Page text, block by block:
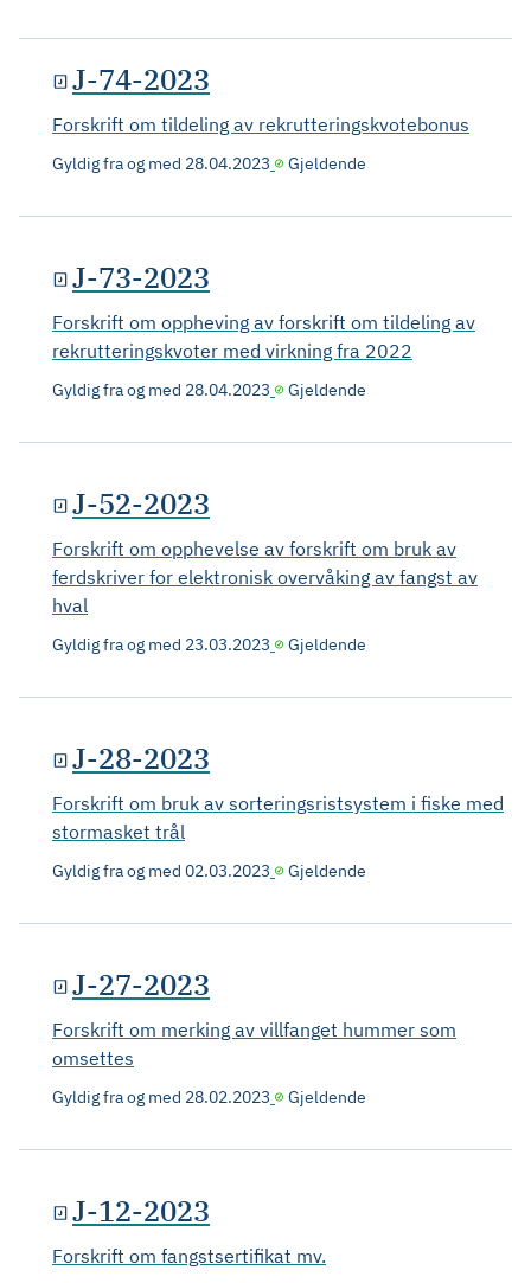
J-74-2023
Forskrift om tildeling av rekrutteringskvotebonus
Gyldig fra og med 28.04.2023 Gjeldende
J-73-2023
Forskrift om oppheving av forskrift om tildeling av
rekrutteringskvoter med virkning fra 2022
Gyldig fra og med 28.04.2023 Gjeldende
J-52-2023
Forskrift om opphevelse av forskrift om bruk av
ferdskriver for elektronisk overvåking av fangst av
hval
Gyldig fra og med 23.03.2023 Gjeldende
J-28-2023
Forskrift om bruk av sorteringsristsystem i fiske med
stormasket trål
Gyldig fra og med 02.03.2023 Gjeldende
J-27-2023
Forskrift om merking av villfanget hummer som
omsettes
Gyldig fra og med 28.02.2023 Gjeldende
J-12-2023
Forskrift om fangstsertifikat mv.